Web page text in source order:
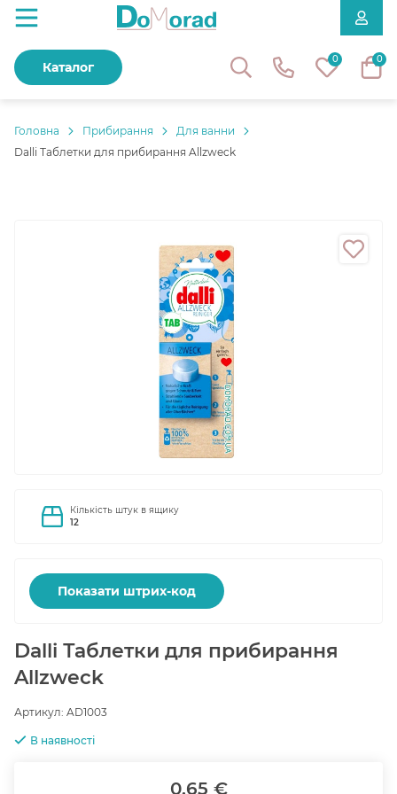
0 0
Каталог
Головнa Прибирання
Для ванни
Dalli Таблетки для прибирання Allzweck
Кількість штук в ящику
12
Показати штрих-код
Dalli Таблетки для прибирання
Allzweck
Артикул: AD1003
В наявності
0.65 €